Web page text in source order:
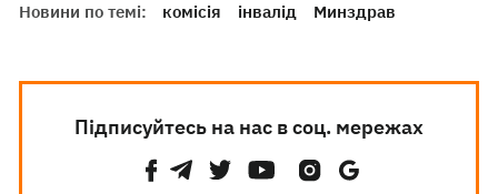
Новини по темі: комісія інвалід Минздрав
Підписуйтесь на нас в соц. мережах